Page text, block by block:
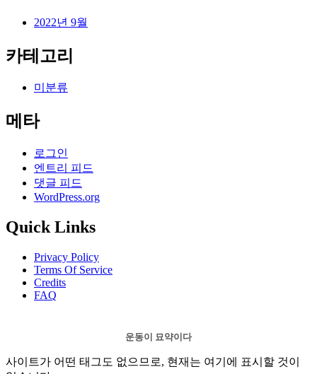
2022년 9월
카테고리
미분류
메타
로그인
엔트리 피드
댓글 피드
WordPress.org
Quick Links
Privacy Policy
Terms Of Service
Credits
FAQ
운동이 묘약이다
사이트가 어떤 태그도 없으므로, 현재는 여기에 표시할 것이